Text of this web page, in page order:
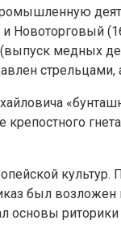
медных
был возложен